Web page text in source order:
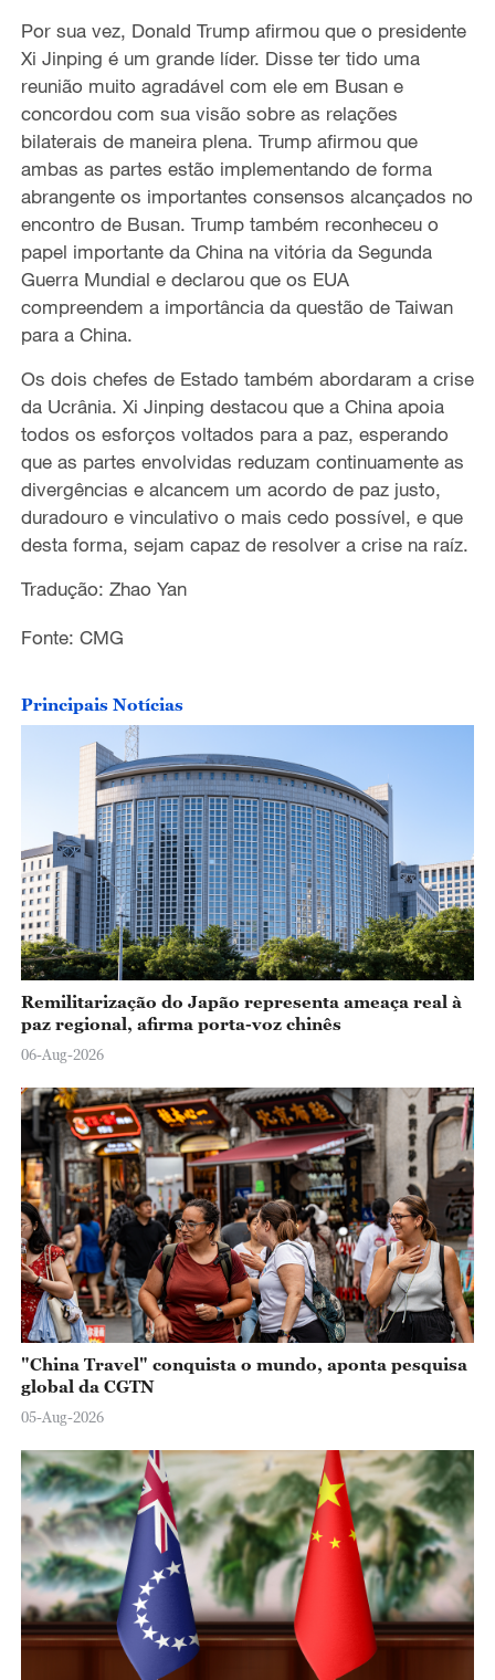
Por sua vez, Donald Trump afirmou que o presidente
Xi Jinping é um grande líder. Disse ter tido uma
reunião muito agradável com ele em Busan e
concordou com sua visão sobre as relações
bilaterais de maneira plena. Trump afirmou que
ambas as partes estão implementando de forma
abrangente os importantes consensos alcançados no
encontro de Busan. Trump também reconheceu o
papel importante da China na vitória da Segunda
Guerra Mundial e declarou que os EUA
compreendem a importância da questão de Taiwan
para a China.
Os dois chefes de Estado também abordaram a crise
da Ucrânia. Xi Jinping destacou que a China apoia
todos os esforços voltados para a paz, esperando
que as partes envolvidas reduzam continuamente as
divergências e alcancem um acordo de paz justo,
duradouro e vinculativo o mais cedo possível, e que
desta forma, sejam capaz de resolver a crise na raíz.
Tradução: Zhao Yan
Fonte: CMG
Principais Notícias
Remilitarização do Japão representa ameaça real à
paz regional, afirma porta-voz chinês
06-Aug-2026
"China Travel" conquista o mundo, aponta pesquisa
global da CGTN
05-Aug-2026